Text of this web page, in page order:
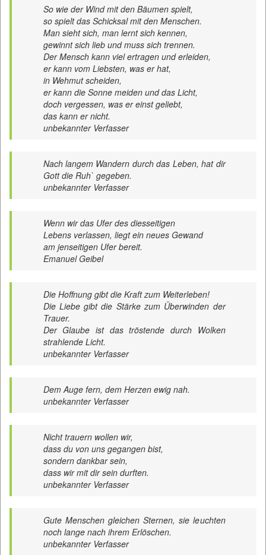
So wie der Wind mit den Bäumen spielt,
so spielt das Schicksal mit den Menschen.
Man sieht sich, man lernt sich kennen,
gewinnt sich lieb und muss sich trennen.
Der Mensch kann viel ertragen und erleiden,
er kann vom Liebsten, was er hat,
in Wehmut scheiden,
er kann die Sonne meiden und das Licht,
doch vergessen, was er einst geliebt,
das kann er nicht.
unbekannter Verfasser
Nach langem Wandern durch das Leben, hat dir
Gott die Ruh` gegeben.
unbekannter Verfasser
Wenn wir das Ufer des diesseitigen
Lebens verlassen, liegt ein neues Gewand
am jenseitigen Ufer bereit.
Emanuel Geibel
Die Hoffnung gibt die Kraft zum Weiterleben!
Die Liebe gibt die Stärke zum Überwinden der
Trauer.
Der Glaube ist das tröstende durch Wolken
strahlende Licht.
unbekannter Verfasser
Dem Auge fern, dem Herzen ewig nah.
unbekannter Verfasser
Nicht trauern wollen wir,
dass du von uns gegangen bist,
sondern dankbar sein,
dass wir mit dir sein durften.
unbekannter Verfasser
Gute Menschen gleichen Sternen, sie leuchten
noch lange nach ihrem Erlöschen.
unbekannter Verfasser